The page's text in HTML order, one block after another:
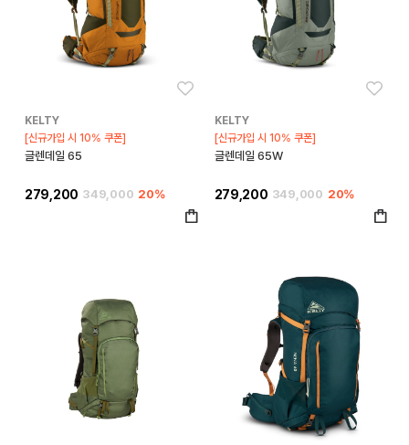
KELTY
[신규가입 시 10% 쿠폰]
글렌데일 65
279,200 349,000 20%
KELTY
[신규가입 시 10% 쿠폰]
글렌데일 65W
279,200 349,000 20%